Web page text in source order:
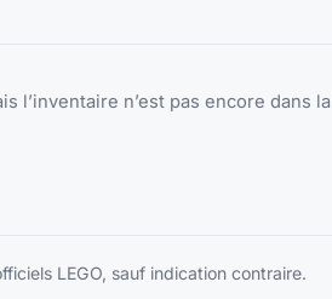
n’est pas encore dans
LEGO, sauf indication contraire.